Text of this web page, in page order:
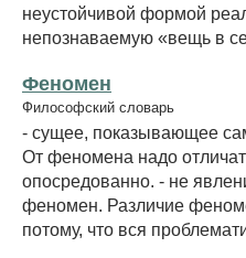
неустойчивой формой
непознаваемую «вещь в
Феномен
Философский словарь
- сущее, показывающее
От феномена надо
опосредованно. - не
феномен. Различие
потому, что вся